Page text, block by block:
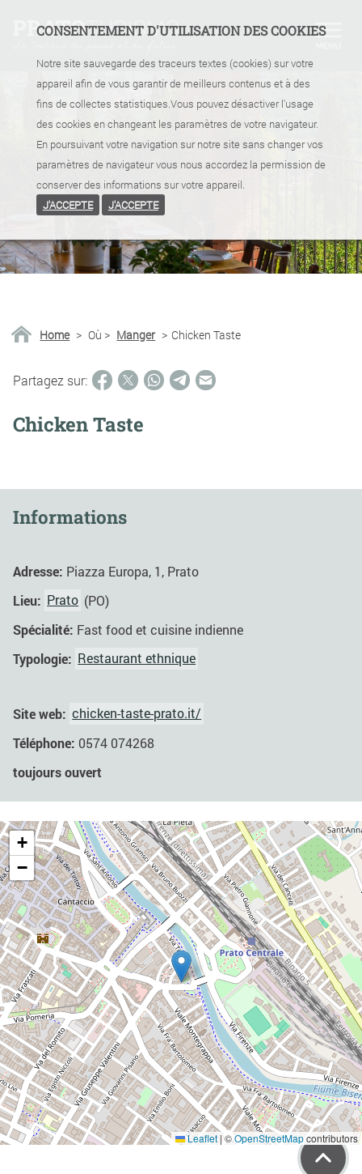
CONSENTEMENT D'UTILISATION DES COOKIES
Notre site sauvegarde des traceurs textes (cookies) sur votre
appareil afin de vous garantir de meilleurs contenus et à des
fins de collectes statistiques.Vous pouvez désactiver l'usage
des cookies en changeant les paramètres de votre navigateur.
En poursuivant votre navigation sur notre site sans changer vos
paramètres de navigateur vous nous accordez la permission de
conserver des informations sur votre appareil.
J'ACCEPTE
J'ACCEPTE
Home > Où > Manger > Chicken Taste
Partagez sur:
Chicken Taste
Informations
Adresse: Piazza Europa, 1, Prato
Lieu: Prato (PO)
Spécialité: Fast food et cuisine indienne
Typologie: Restaurant ethnique
Site web: chicken-taste-prato.it/
Téléphone: 0574 074268
toujours ouvert
+
−
Leaflet | ©OpenStreetMapcontributors